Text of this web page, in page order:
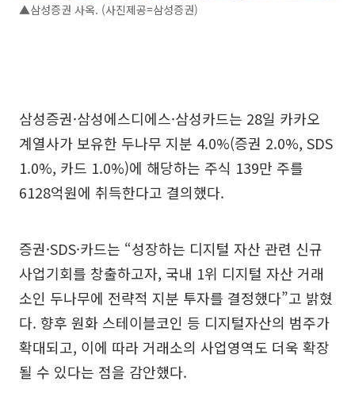
▲삼성증권 사옥. (사진제공=삼성증권)
삼성증권·삼성에스디에스·삼성카드는 28일 카카오
계열사가 보유한 두나무 지분 4.0%(증권 2.0%, SDS
1.0%, 카드 1.0%)에 해당하는 주식 139만 주를
6128억원에 취득한다고 결의했다.
증권·SDS·카드는 “성장하는 디지털 자산 관련 신규
사업기회를 창출하고자, 국내 1위 디지털 자산 거래
소인 두나무에 전략적 지분 투자를 결정했다”고 밝혔
다. 향후 원화 스테이블코인 등 디지털자산의 범주가
확대되고, 이에 따라 거래소의 사업영역도 더욱 확장
될 수 있다는 점을 감안했다.